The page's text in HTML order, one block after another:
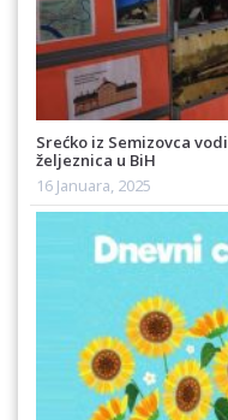
Srećko iz Semizovca
željeznica u BiH
16 Januara, 2025